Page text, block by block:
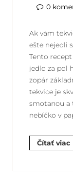
0
Ak vám
ešte nejedli
Tento
jedlo za pol
zopár
tekvice je
smotanou a
nebíčko v
Čítať viac